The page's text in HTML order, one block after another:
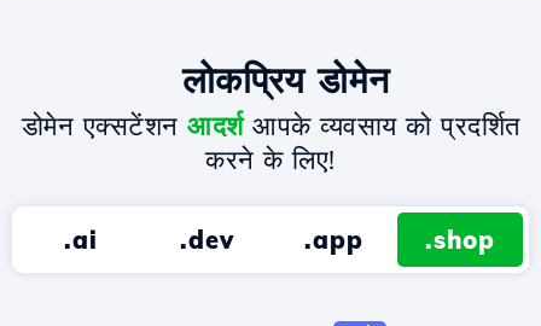
लोकप्रिय डोमेन
डोमेन एक्सटेंशन आदर्शआपके व्यवसाय को प्रदर्शित
करने के लिए!
.ai .dev .app .shop